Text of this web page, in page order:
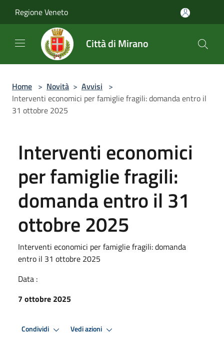
Regione Veneto
Città di Mirano
Home > Novità > Avvisi >
Interventi economici per famiglie fragili: domanda entro il
31 ottobre 2025
Interventi economici
per famiglie fragili:
domanda entro il 31
ottobre 2025
Interventi economici per famiglie fragili: domanda
entro il 31 ottobre 2025
Data :
7 ottobre 2025
Condividi Vedi azioni